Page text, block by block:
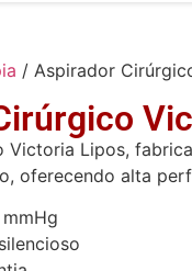
/ Aspirador
Victoria Lipos,
oferecendo alta